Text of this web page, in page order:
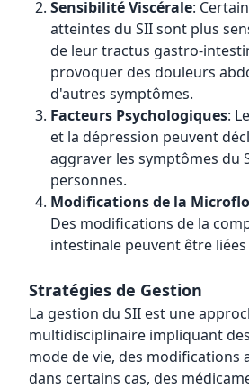
Sensibilité Viscérale:
atteintes du SII sont plus
de leur tractus gastro-
provoquer des douleurs
d'autres symptômes.
Facteurs Psychologiques:
et la dépression peuvent
aggraver les symptômes du
personnes.
Modifications de la
Des modifications de la
intestinale peuvent être liées
Stratégies de Gestion
La gestion du SII est une
multidisciplinaire impliquant
mode de vie, des modifications
dans certains cas, des